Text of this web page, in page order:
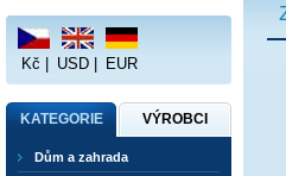
Kč USD EUR
KATEGORIE VÝROBCI
Dům a zahrada